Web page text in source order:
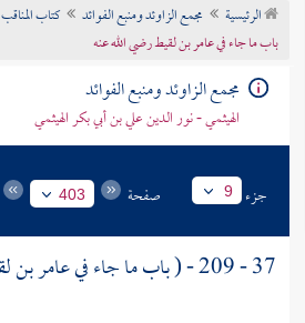
تراجم الأعلام
الرئيسية مجمع الزاوئد ومنبع الفوائد
كتاب المناقب
باب ما جاء في عامر بن لقيط رضي الله عنه
مجمع الزاوئد ومنبع الفوائد
الهيثمي - نور الدين علي بن أبي بكر الهيثمي
جزء 9 صفحة 403
37 - 209 - ( باب ما جاء في عامر بن